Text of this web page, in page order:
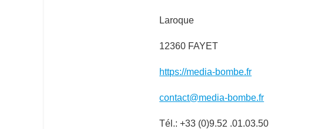
Laroque
12360 FAYET
https://media-bombe.fr
contact@media-bombe.fr
Tél.: +33 (0)9.52 .01.03.50